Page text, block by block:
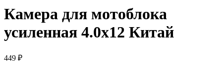
Камера для мотоблока
усиленная 4.0х12 Китай
449 ₽